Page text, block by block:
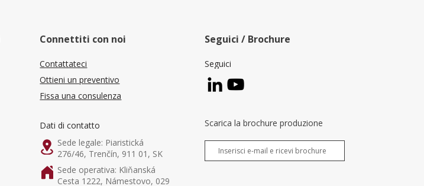
Connettiti con noi
Contattateci
Ottieni un preventivo
Fissa una consulenza
Dati di contatto
Sede legale: Piaristická
276/46, Trenčín, 911 01, SK
Sede operativa: Kliňanská
Cesta 1222, Námestovo, 029
Seguici / Brochure
Seguici
Scarica la brochure produzione